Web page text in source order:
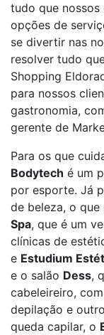
tudo que nossos
opções de
se divertir nas
resolver tudo
Shopping
para nossos
gastronomia,
gerente de
Para os que
Bodytech é um
por esporte. Já
de beleza, o
Spa, que é um
clínicas de
e Estudium
e o salão Dess,
cabeleireiro,
depilação e
queda capilar, o